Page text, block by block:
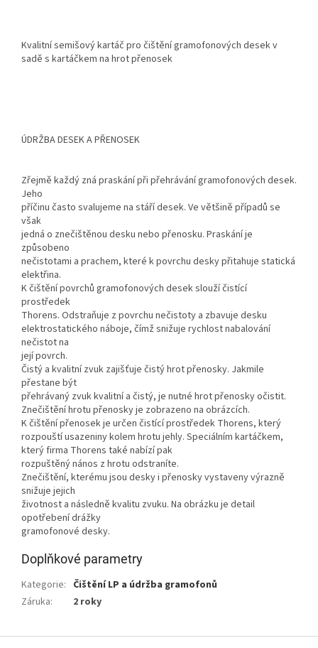
Kvalitní semišový kartáč pro čištění gramofonových desek v
sadě s kartáčkem na hrot přenosek
ÚDRŽBA DESEK A PŘENOSEK
Zřejmě každý zná praskání při přehrávání gramofonových desek.
Jeho
příčinu často svalujeme na stáří desek. Ve většině případů se
však
jedná o znečištěnou desku nebo přenosku. Praskání je
způsobeno
nečistotami a prachem, které k povrchu desky přitahuje statická
elektřina.
K čištění povrchů gramofonových desek slouží čistící
prostředek
Thorens. Odstraňuje z povrchu nečistoty a zbavuje desku
elektrostatického náboje, čímž snižuje rychlost nabalování
nečistot na
její povrch.
Čistý a kvalitní zvuk zajišťuje čistý hrot přenosky. Jakmile
přestane být
přehrávaný zvuk kvalitní a čistý, je nutné hrot přenosky očistit.
Znečištění hrotu přenosky je zobrazeno na obrázcích.
K čištění přenosek je určen čistící prostředek Thorens, který
rozpouští usazeniny kolem hrotu jehly. Speciálním kartáčkem,
který firma Thorens také nabízí pak
rozpuštěný nános z hrotu odstraníte.
Znečištění, kterému jsou desky i přenosky vystaveny výrazně
snižuje jejich
životnost a následně kvalitu zvuku. Na obrázku je detail
opotřebení drážky
gramofonové desky.
Doplňkové parametry
Kategorie: Čištění LP a údržba gramofonů
Záruka: 2 roky